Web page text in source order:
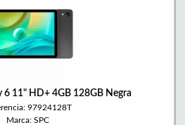
6 11" HD+ 4GB 128GB Negra
97924128T
Marca: SPC